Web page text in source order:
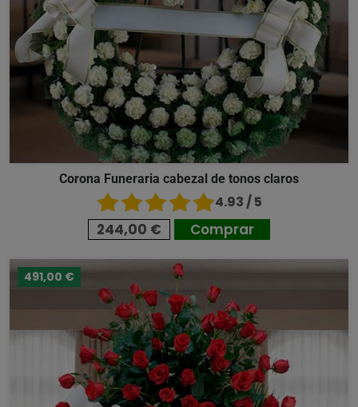
Corona Funeraria cabezal de tonos claros
4.93 / 5
244,00 € Comprar
491,00 €